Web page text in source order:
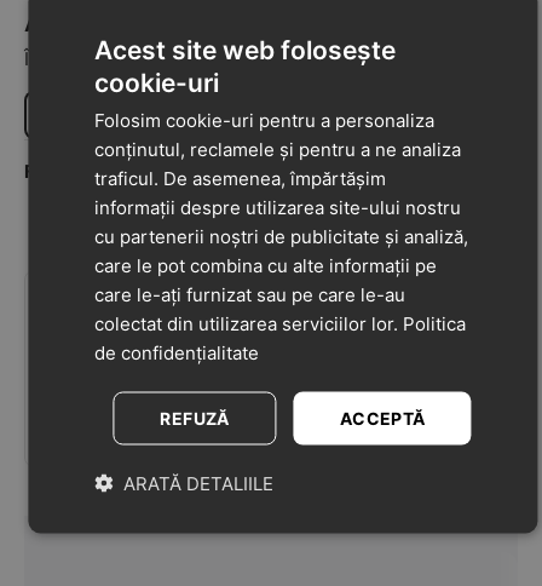
Adaugă o recenzie la acest produs
Împărtășiți-vă opiniile despre acest produs cu alți clienți
Scrie o recenzie
Firu Roxana
5
Cele mai frumoase dressuri....si am cumparat
cateva ..acu am revenit ..sunt superbe ???
Adaugă o recenzie la acest produs
Împărtășiți-vă opiniile despre acest produs cu alți
clienți
Scrie o recenzie
Acest site web folosește
cookie-uri
Folosim cookie-uri pentru a personaliza
conținutul, reclamele și pentru a ne analiza
traficul. De asemenea, împărtășim
informații despre utilizarea site-ului nostru
cu partenerii noștri de publicitate și analiză,
care le pot combina cu alte informații pe
care le-ați furnizat sau pe care le-au
colectat din utilizarea serviciilor lor. Politica
de confidențialitate
ACCEPTĂ
REFUZĂ
ARATĂ DETALIILE